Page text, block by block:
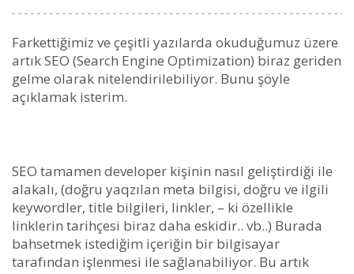
Farkettiğimiz ve çeşitli yazılarda okuduğumuz üzere
artık SEO (Search Engine Optimization) biraz geriden
gelme olarak nitelendirilebiliyor. Bunu şöyle
açıklamak isterim.
SEO tamamen developer kişinin nasıl geliştirdiği ile
alakalı, (doğru yaqzılan meta bilgisi, doğru ve ilgili
keywordler, title bilgileri, linkler, – ki özellikle
linklerin tarihçesi biraz daha eskidir.. vb..) Burada
bahsetmek istediğim içeriğin bir bilgisayar
tarafından işlenmesi ile sağlanabiliyor. Bu artık